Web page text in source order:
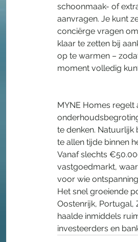
schoonmaak- of
aanvragen. Je kunt
conciërge vragen
klaar te zetten bij
op te warmen –
moment volledig
MYNE Homes regelt
te denken.
te allen tijde binnen
​Vanaf slechts
vastgoedmarkt,
voor wie
Het snel groeiende
Oostenrijk, Portugal,
haalde inmiddels
investeerders en